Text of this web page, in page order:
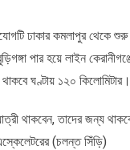
ঢাকার কমলাপুর থেকে শুরু
পার হয়ে লাইন
ঘণ্টায় ১২০ কিলোমিটার।
থাকবেন, তাদের জন্য
(চলন্ত সিঁড়ি)